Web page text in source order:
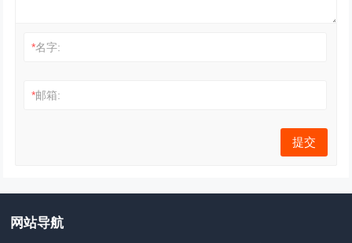
*名字:
*邮箱:
网站导航